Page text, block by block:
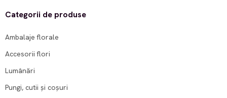
Categorii de produse
Ambalaje florale
Accesorii flori
Lumânări
Pungi, cutii și coșuri